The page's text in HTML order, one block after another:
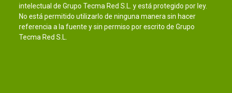
intelectual de Grupo Tecma Red S.L. y está protegido por ley.
No está permitido utilizarlo de ninguna manera sin hacer
referencia a la fuente y sin permiso por escrito de Grupo
Tecma Red S.L.